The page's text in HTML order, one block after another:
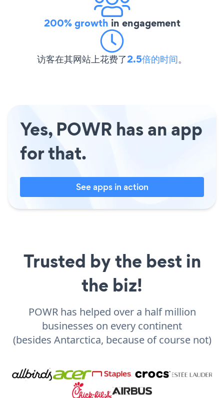
200% growth in engagement
访客在其网站上花费了2.5倍的时间。
Yes, POWR has an app
for that.
See apps in action
Trusted by the best in
the biz!
POWR has helped over a half million
businesses on every continent
(besides Antarctica, because of course not)